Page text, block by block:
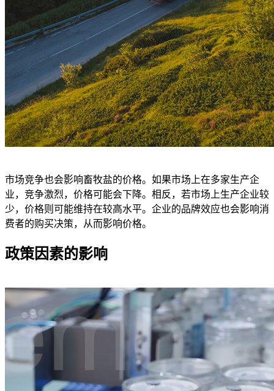
市场竞争也会影响畜牧盐的价格。如果市场上在多家生产企
业，竞争激烈，价格可能会下降。相反，若市场上生产企业较
少，价格则可能维持在较高水平。企业的品牌效应也会影响消
费者的购买决策，从而影响价格。
政策因素的影响